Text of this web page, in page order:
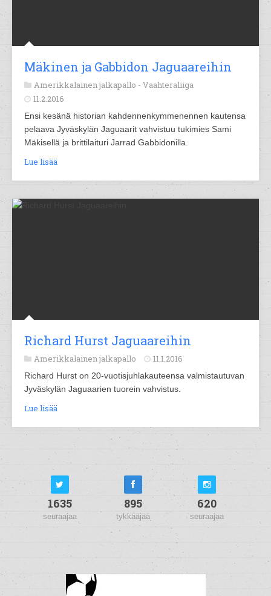
Mäkinen ja Gabbidon Jaguaareihin
Amerikkalainen jalkapallo - Vaahteraliiga
11.2.2016
Ensi kesänä historian kahdennenkymmenennen kautensa
pelaava Jyväskylän Jaguaarit vahvistuu tukimies Sami
Mäkisellä ja brittilaituri Jarrad Gabbidonilla.
Lue lisää
Richard Hurst Jaguaareihin
Amerikkalainen jalkapallo 11.1.2016
Richard Hurst on 20-vuotisjuhlakauteensa valmistautuvan
Jyväskylän Jaguaarien tuorein vahvistus.
Lue lisää
1635
seuraajaa
895
tykkääjää
620
seuraajaa